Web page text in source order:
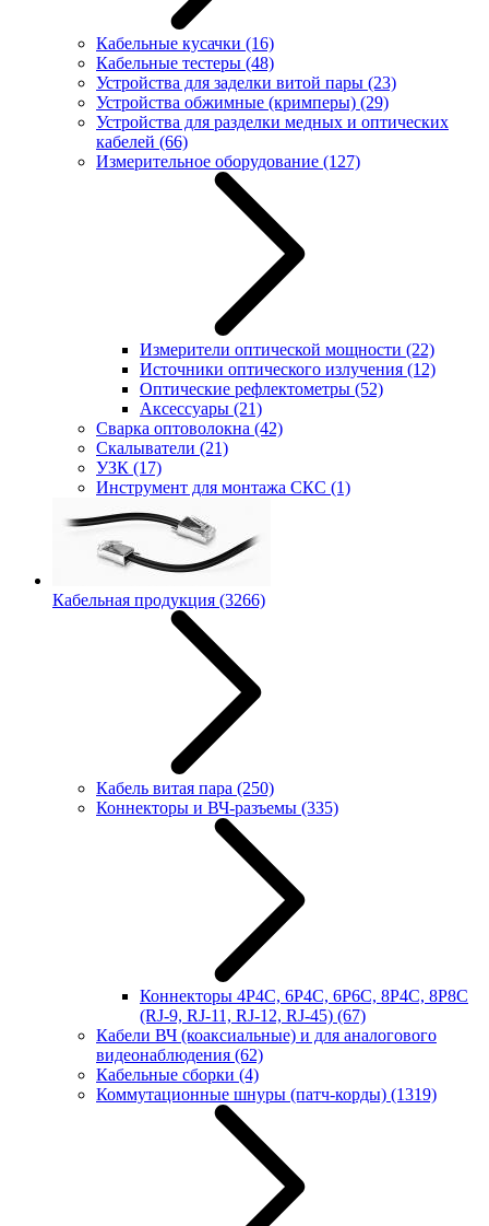
Кабельные кусачки (16)
Кабельные тестеры (48)
Устройства для заделки витой пары (23)
Устройства обжимные (кримперы) (29)
Устройства для разделки медных и оптических
кабелей (66)
Измерительное оборудование (127)
Измерители оптической мощности (22)
Источники оптического излучения (12)
Оптические рефлектометры (52)
Аксессуары (21)
Сварка оптоволокна (42)
Скалыватели (21)
УЗК (17)
Инструмент для монтажа СКС (1)
Кабельная продукция (3266)
Кабель витая пара (250)
Коннекторы и ВЧ-разъемы (335)
Коннекторы 4P4C, 6P4C, 6P6C, 8P4C, 8P8C
(RJ-9, RJ-11, RJ-12, RJ-45) (67)
Кабели ВЧ (коаксиальные) и для аналогового
видеонаблюдения (62)
Кабельные сборки (4)
Коммутационные шнуры (патч-корды) (1319)